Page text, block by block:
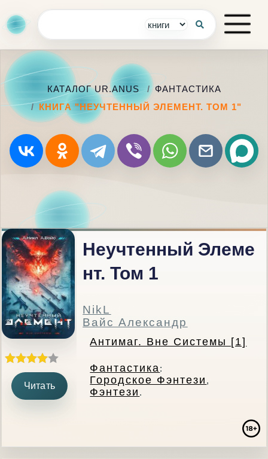
КАТАЛОГ UR.ANUS
ФАНТАСТИКА
КНИГА "НЕУЧТЕННЫЙ ЭЛЕМЕНТ. ТОМ 1"
Читать
Неучтенный Элеме
Нт. Том 1
NikL
Вайс Александр
Антимаг. Вне Системы [1]
Фантастика:
Городское Фэнтези ,
Фэнтези .